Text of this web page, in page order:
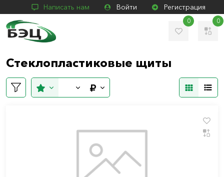
Написать нам Войти Регистрация
0 0
Стеклопластиковые щиты